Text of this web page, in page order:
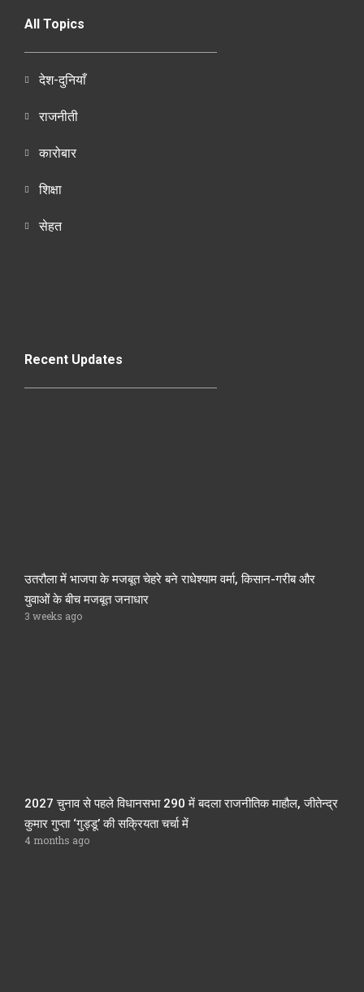
All Topics
देश-दुनियाँ
राजनीती
कारोबार
शिक्षा
सेहत
Recent Updates
उतरौला में भाजपा के मजबूत चेहरे बने राधेश्याम वर्मा, किसान-गरीब और
युवाओं के बीच मजबूत जनाधार
3 weeks ago
2027 चुनाव से पहले विधानसभा 290 में बदला राजनीतिक माहौल, जीतेन्द्र
कुमार गुप्ता ‘गुड्डू’ की सक्रियता चर्चा में
4 months ago